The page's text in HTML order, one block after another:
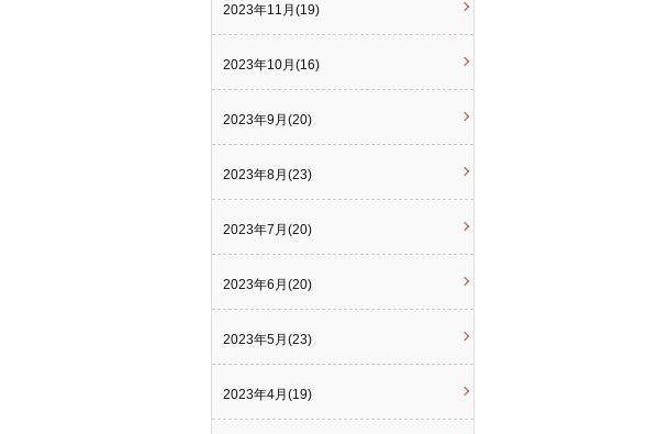
2023年11月(19)
2023年10月(16)
2023年9月(20)
2023年8月(23)
2023年7月(20)
2023年6月(20)
2023年5月(23)
2023年4月(19)